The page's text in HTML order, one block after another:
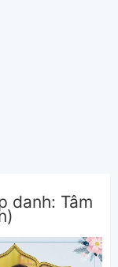
danh: Tâm